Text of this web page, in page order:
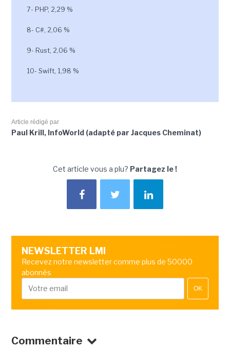
7- PHP, 2,29 %
8- C#, 2,06 %
9- Rust, 2,06 %
10- Swift, 1,98 %
Article rédigé par
Paul Krill, InfoWorld (adapté par Jacques Cheminat)
Cet article vous a plu? Partagez le !
NEWSLETTER LMI
Recevez notre newsletter comme plus de 50000
abonnés
OK
Commentaire